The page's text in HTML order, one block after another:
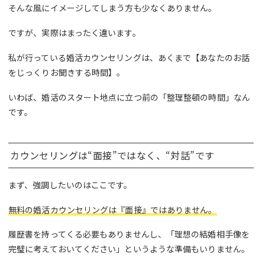
そんな風にイメージしてしまう方も少なくありません。
ですが、実際はまったく違います。
私が行っている婚活カウンセリングは、あくまで【あなたのお話
をじっくりお聞きする時間】。
いわば、婚活のスタート地点に立つ前の「整理整頓の時間」なん
です。
カウンセリングは“面接”ではなく、“対話”です
まず、強調したいのはここです。
無料の婚活カウンセリングは『面接』ではありません。
履歴書を持ってくる必要もありませんし、「理想の結婚相手像を
完璧に考えておいてください」というような準備もいりません。